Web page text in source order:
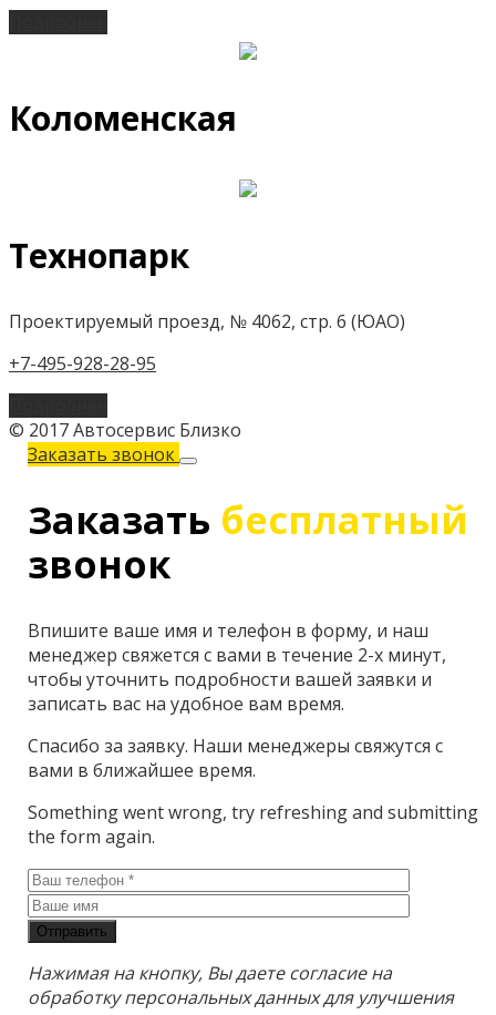
Коломенская
Технопарк
Проектируемый проезд, № 4062, стр. 6 (ЮАО)
+7-495-928-28-95
© 2017 Автосервис Близко
Заказать звонок
Заказать бесплатный
звонок
Впишите ваше имя и телефон в форму, и наш
менеджер свяжется с вами в течение 2-х минут,
чтобы уточнить подробности вашей заявки и
записать вас на удобное вам время.
Спасибо за заявку. Наши менеджеры свяжутся с
вами в ближайшее время.
Something went wrong, try refreshing and submitting
the form again.
Отправить
Нажимая на кнопку, Вы даете согласие на
обработку персональных данных для улучшения